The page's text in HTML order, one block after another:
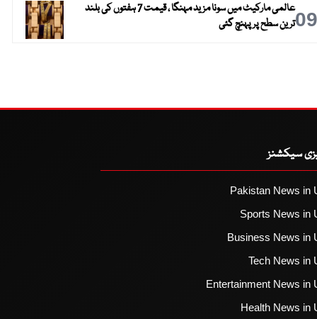
09
عالمی مارکیٹ میں سونا مزید مہنگا ، قیمت 7 ہفتوں کی بلند
ترین سطح پر پہنچ گئی
سیکشنز
Pakistan News in
Sports News in
Business News in
Tech News in
Entertainment News in
Health News in